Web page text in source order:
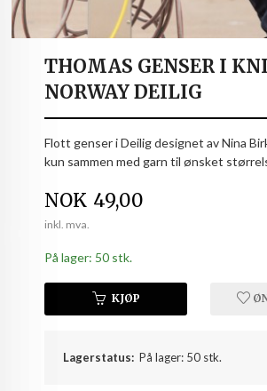
THOMAS GENSER I
NORWAY DEILIG
Flott genser i Deilig designet av Nina
kun sammen med garn til ønsket
Pris
NOK 49,00
inkl. mva.
På lager: 50 stk.
KJØP
Lagerstatus: På lager: 50 stk.